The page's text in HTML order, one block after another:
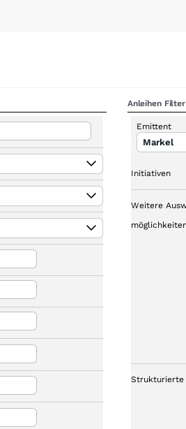
Anleihen Filter
Emittent
Markel
Initiativen
Weitere
Strukturierte